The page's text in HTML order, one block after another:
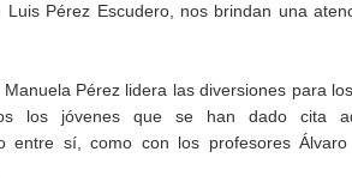
Pérez Escudero, nos brindan una
Pérez lidera las diversiones para
los jóvenes que se han dado cita
entre sí, como con los profesores Álvaro